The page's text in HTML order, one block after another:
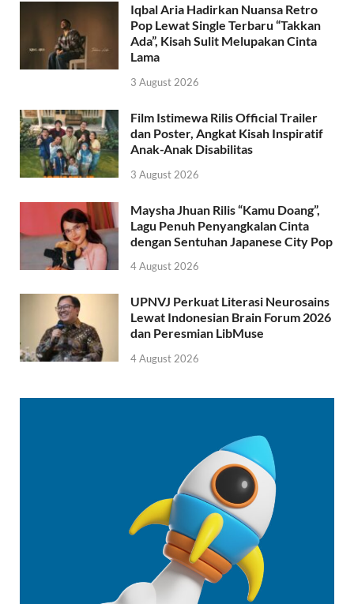
Iqbal Aria Hadirkan Nuansa Retro
Pop Lewat Single Terbaru “Takkan
Ada”, Kisah Sulit Melupakan Cinta
Lama
3 August 2026
Film Istimewa Rilis Official Trailer
dan Poster, Angkat Kisah Inspiratif
Anak-Anak Disabilitas
3 August 2026
Maysha Jhuan Rilis “Kamu Doang”,
Lagu Penuh Penyangkalan Cinta
dengan Sentuhan Japanese City Pop
4 August 2026
UPNVJ Perkuat Literasi Neurosains
Lewat Indonesian Brain Forum 2026
dan Peresmian LibMuse
4 August 2026